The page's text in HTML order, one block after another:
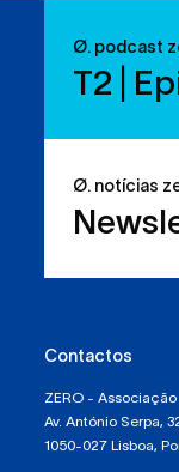
Ø. podcast
T2 |
Ø. notícias
Contactos
ZERO -
Av. António Serpa,
1050-027 Lisboa,